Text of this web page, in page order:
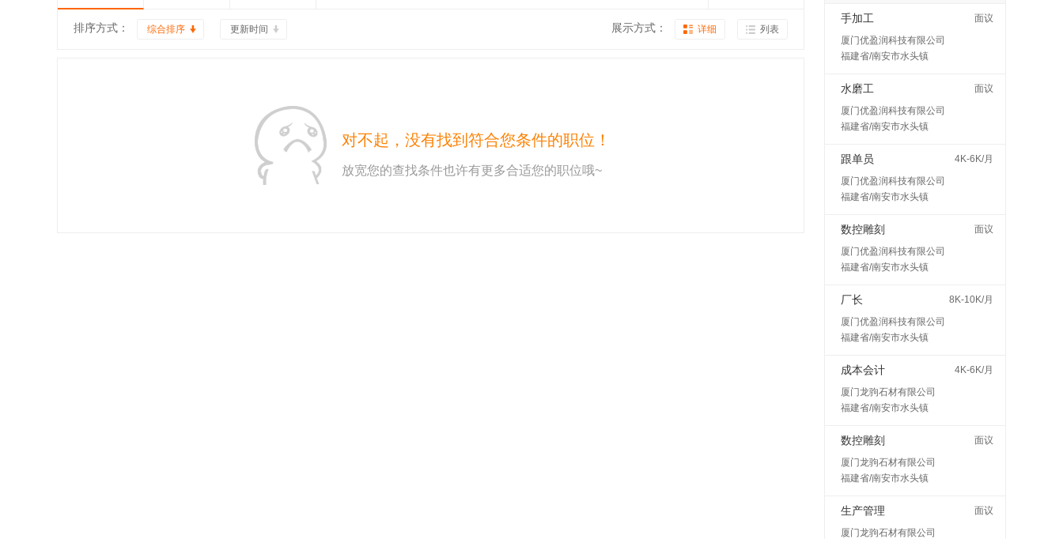
排序方式： 综合排序 更新时间 展示方式： 详细 列表
对不起，没有找到符合您条件的职位！
放宽您的查找条件也许有更多合适您的职位哦~
手加工
面议
厦门优盈润科技有限公司
福建省/南安市水头镇
水磨工
面议
厦门优盈润科技有限公司
福建省/南安市水头镇
跟单员
4K-6K/月
厦门优盈润科技有限公司
福建省/南安市水头镇
数控雕刻
面议
厦门优盈润科技有限公司
福建省/南安市水头镇
厂长
8K-10K/月
厦门优盈润科技有限公司
福建省/南安市水头镇
成本会计
4K-6K/月
厦门龙驹石材有限公司
福建省/南安市水头镇
数控雕刻
面议
厦门龙驹石材有限公司
福建省/南安市水头镇
生产管理
面议
厦门龙驹石材有限公司